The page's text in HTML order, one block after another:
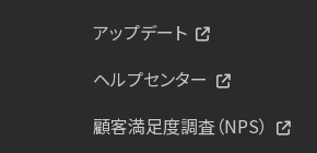
アップデート
ヘルプセンター
顧客満足度調査（NPS）